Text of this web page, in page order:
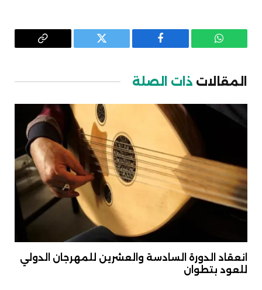
واتساب فيسبوك تويتر
Copy
المقالات ذات الصلة
انعقاد الدورة السادسة والعشرين للمهرجان الدولي
للعود بتطوان